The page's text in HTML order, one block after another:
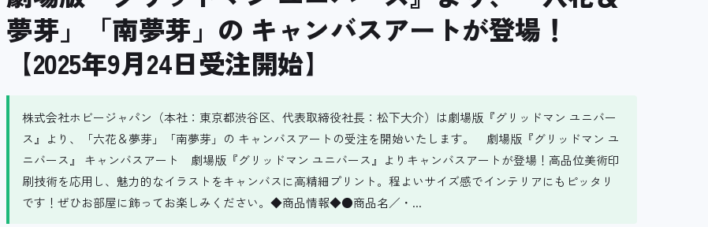
夢芽」「南夢芽」の キャンバスアートが登場！
【2025年9月24日受注開始】
株式会社ホビージャパン（本社：東京都渋谷区、代表取締役社長：松下大介）は劇場版『グリッドマン ユニバー
ス』より、「六花＆夢芽」「南夢芽」の キャンバスアートの受注を開始いたします。 劇場版『グリッドマン ユ
ニバース』 キャンバスアート 劇場版『グリッドマン ユニバース』よりキャンバスアートが登場！高品位美術印
刷技術を応用し、魅力的なイラストをキャンバスに高精細プリント。程よいサイズ感でインテリアにもピッタリ
です！ぜひお部屋に飾ってお楽しみください。◆商品情報◆●商品名／・...